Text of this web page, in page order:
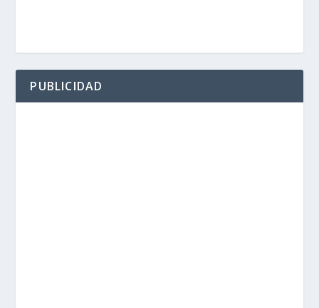
PUBLICIDAD